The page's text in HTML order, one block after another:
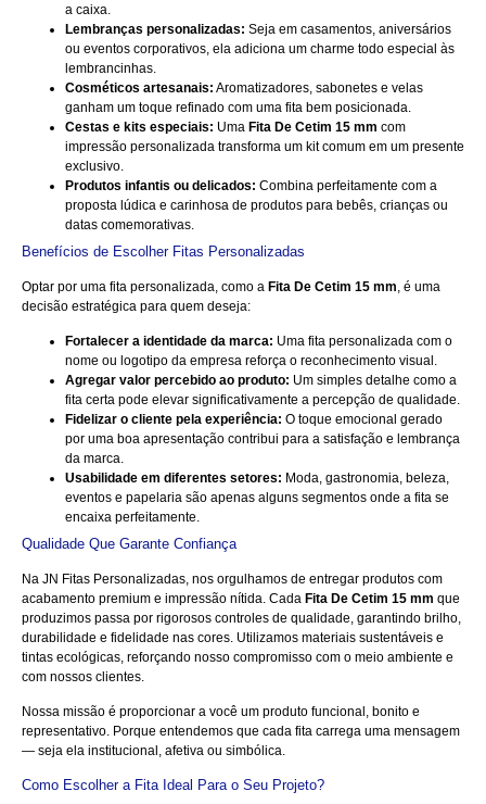
a caixa.
Lembranças personalizadas: Seja em casamentos, aniversários
ou eventos corporativos, ela adiciona um charme todo especial às
lembrancinhas.
Cosméticos artesanais: Aromatizadores, sabonetes e velas
ganham um toque refinado com uma fita bem posicionada.
Cestas e kits especiais: Uma Fita De Cetim 15 mm com
impressão personalizada transforma um kit comum em um presente
exclusivo.
Produtos infantis ou delicados: Combina perfeitamente com a
proposta lúdica e carinhosa de produtos para bebês, crianças ou
datas comemorativas.
Benefícios de Escolher Fitas Personalizadas
Optar por uma fita personalizada, como a Fita De Cetim 15 mm , é uma
decisão estratégica para quem deseja:
Fortalecer a identidade da marca: Uma fita personalizada com o
nome ou logotipo da empresa reforça o reconhecimento visual.
Agregar valor percebido ao produto: Um simples detalhe como a
fita certa pode elevar significativamente a percepção de qualidade.
Fidelizar o cliente pela experiência: O toque emocional gerado
por uma boa apresentação contribui para a satisfação e lembrança
da marca.
Usabilidade em diferentes setores: Moda, gastronomia, beleza,
eventos e papelaria são apenas alguns segmentos onde a fita se
encaixa perfeitamente.
Qualidade Que Garante Confiança
Na JN Fitas Personalizadas, nos orgulhamos de entregar produtos com
acabamento premium e impressão nítida. Cada Fita De Cetim 15 mm que
produzimos passa por rigorosos controles de qualidade, garantindo brilho,
durabilidade e fidelidade nas cores. Utilizamos materiais sustentáveis e
tintas ecológicas, reforçando nosso compromisso com o meio ambiente e
com nossos clientes.
Nossa missão é proporcionar a você um produto funcional, bonito e
representativo. Porque entendemos que cada fita carrega uma mensagem
— seja ela institucional, afetiva ou simbólica.
Como Escolher a Fita Ideal Para o Seu Projeto?